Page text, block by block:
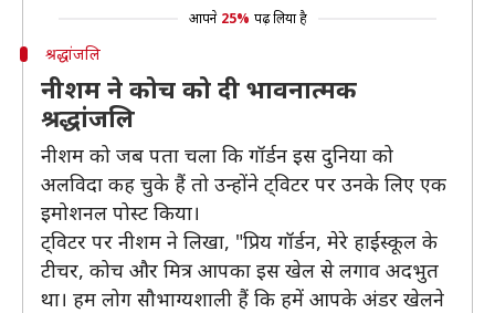
आपने 25% पढ़ लिया है
श्रद्धांजलि
नीशम ने कोच को दी भावनात्मक
श्रद्धांजलि
नीशम को जब पता चला कि गॉर्डन इस दुनिया को
अलविदा कह चुके हैं तो उन्होंने ट्विटर पर उनके लिए एक
इमोशनल पोस्ट किया।
ट्विटर पर नीशम ने लिखा, "प्रिय गॉर्डन, मेरे हाईस्कूल के
टीचर, कोच और मित्र आपका इस खेल से लगाव अदभुत
था। हम लोग सौभाग्यशाली हैं कि हमें आपके अंडर खेलने